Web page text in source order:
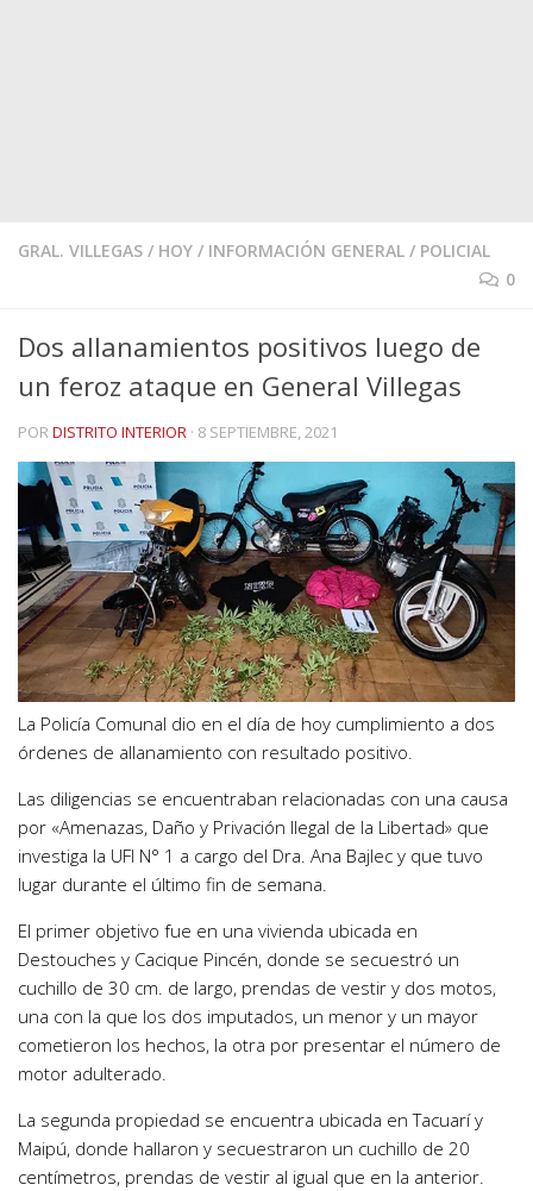
GRAL. VILLEGAS / HOY / INFORMACIÓN GENERAL / POLICIAL
0
Dos allanamientos positivos luego de
un feroz ataque en General Villegas
PORDISTRITO INTERIOR · 8 SEPTIEMBRE, 2021
La Policía Comunal dio en el día de hoy cumplimiento a dos
órdenes de allanamiento con resultado positivo.
Las diligencias se encuentraban relacionadas con una causa
por «Amenazas, Daño y Privación Ilegal de la Libertad» que
investiga la UFI N° 1 a cargo del Dra. Ana Bajlec y que tuvo
lugar durante el último fin de semana.
El primer objetivo fue en una vivienda ubicada en
Destouches y Cacique Pincén, donde se secuestró un
cuchillo de 30 cm. de largo, prendas de vestir y dos motos,
una con la que los dos imputados, un menor y un mayor
cometieron los hechos, la otra por presentar el número de
motor adulterado.
La segunda propiedad se encuentra ubicada en Tacuarí y
Maipú, donde hallaron y secuestraron un cuchillo de 20
centímetros, prendas de vestir al igual que en la anterior.